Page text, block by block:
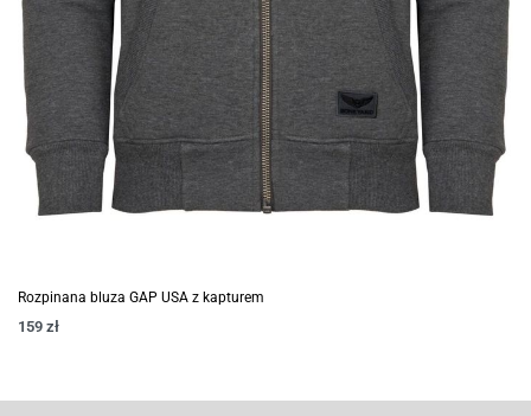
Rozpinana bluza GAP USA z kapturem
159 zł